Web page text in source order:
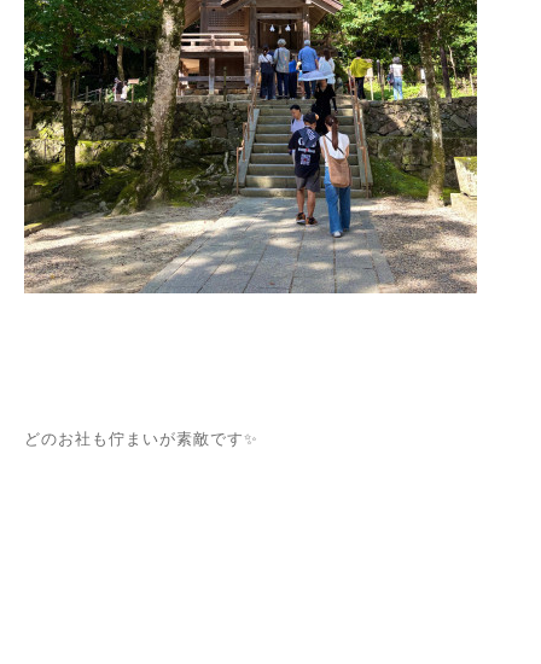
どのお社も佇まいが素敵です✨